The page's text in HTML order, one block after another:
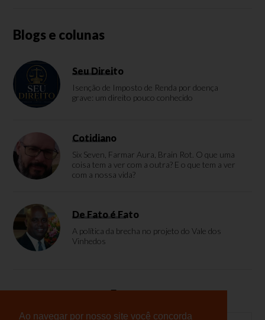
Ao navegar por nosso site você concorda
Blogs e colunas
Seu Direito
Isenção de Imposto de Renda por doença
grave: um direito pouco conhecido
Cotidiano
Six Seven, Farmar Aura, Brain Rot. O que uma
coisa tem a ver com a outra? E o que tem a ver
com a nossa vida?
De Fato é Fato
A política da brecha no projeto do Vale dos
Vinhedos
Enquete